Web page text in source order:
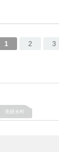
1 2 3
美丽乡村